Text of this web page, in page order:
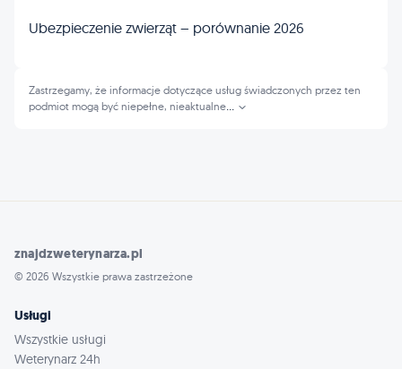
Ubezpieczenie zwierząt – porównanie 2026
Zastrzegamy, że informacje dotyczące usług świadczonych przez ten
podmiot mogą być niepełne, nieaktualne...
znajdzweterynarza.pl
© 2026 Wszystkie prawa zastrzeżone
Usługi
Wszystkie usługi
Weterynarz 24h